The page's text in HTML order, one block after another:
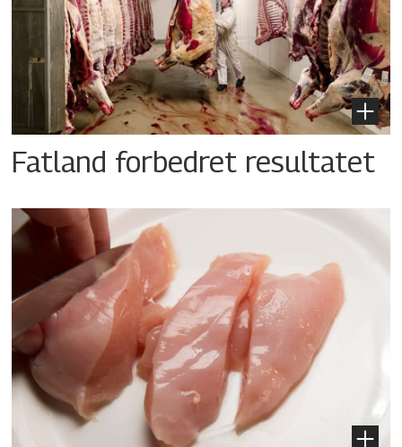
Fatland forbedret resultatet